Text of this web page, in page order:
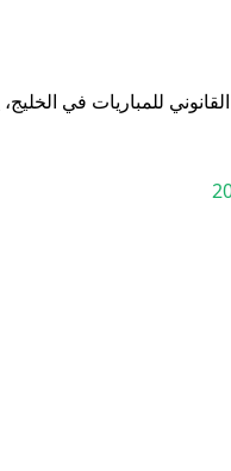
للمباريات في